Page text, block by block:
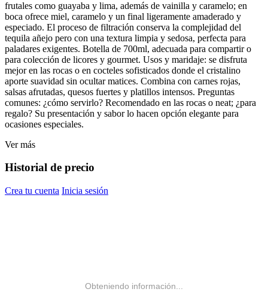
frutales como guayaba y lima, además de vainilla y caramelo; en
boca ofrece miel, caramelo y un final ligeramente amaderado y
especiado. El proceso de filtración conserva la complejidad del
tequila añejo pero con una textura limpia y sedosa, perfecta para
paladares exigentes. Botella de 700ml, adecuada para compartir o
para colección de licores y gourmet. Usos y maridaje: se disfruta
mejor en las rocas o en cocteles sofisticados donde el cristalino
aporte suavidad sin ocultar matices. Combina con carnes rojas,
salsas afrutadas, quesos fuertes y platillos intensos. Preguntas
comunes: ¿cómo servirlo? Recomendado en las rocas o neat; ¿para
regalo? Su presentación y sabor lo hacen opción elegante para
ocasiones especiales.
Ver más
Historial de precio
Crea tu cuenta Inicia sesión
Obteniendo información...